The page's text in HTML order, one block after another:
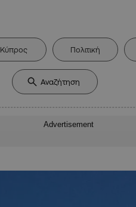
Κύπρος Πολιτική
Advertisement